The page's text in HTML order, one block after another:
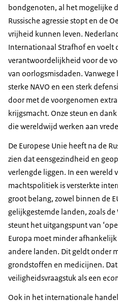
bondgenoten, al het mogelijke
Russische agressie stopt en de
vrijheid kunnen leven.
Internationaal Strafhof en voelt
verantwoordelijkheid voor de
van oorlogsmisdaden.
sterke NAVO en een sterk
door met de voorgenomen
krijgsmacht. Onze steun en
die wereldwijd werken aan
De Europese Unie heeft na de
zien dat eensgezindheid en
verlengde liggen. In een wereld
machtspolitiek is versterkte
groot belang, zowel binnen de
gelijkgestemde landen, zoals
steunt het uitgangspunt van
Europa moet minder
andere landen. Dit geldt onder
grondstoffen en medicijnen. Dat
veiligheidsvraagstuk als een
Ook in het internationale